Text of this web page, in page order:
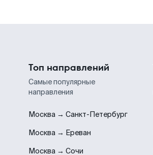
Топ направлений
Самые популярные
направления
Москва → Санкт-Петербург
Москва → Ереван
Москва → Сочи